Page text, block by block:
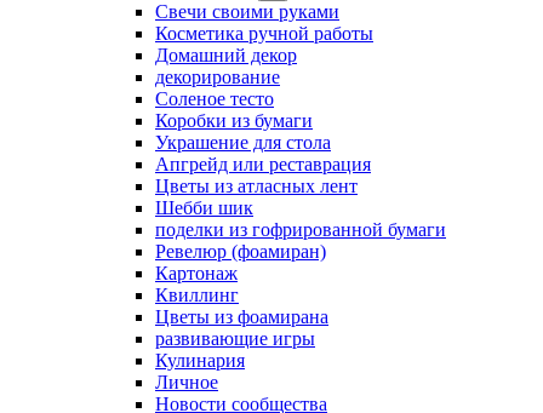
Свечи своими руками
Косметика ручной работы
Домашний декор
декорирование
Соленое тесто
Коробки из бумаги
Украшение для стола
Апгрейд или реставрация
Цветы из атласных лент
Шебби шик
поделки из гофрированной бумаги
Ревелюр (фоамиран)
Картонаж
Квиллинг
Цветы из фоамирана
развивающие игры
Кулинария
Личное
Новости сообщества